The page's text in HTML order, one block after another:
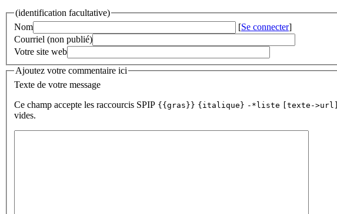
(identification facultative)
Nom
[Se connecter]
Courriel (non publié)
Votre site web
Ajoutez votre commentaire ici
Texte de votre message
Ce champ accepte les raccourcis SPIP {{gras}} {italique} -*liste [texte->url]
vides.